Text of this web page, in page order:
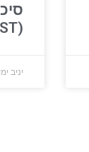
יניב